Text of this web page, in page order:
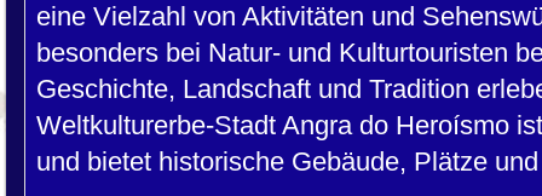
eine Vielzahl von Aktivitäten und
besonders bei Natur- und Kulturtouristen
Geschichte, Landschaft und Tradition
Weltkulturerbe-Stadt Angra do Heroísmo
und bietet historische Gebäude, Plätze